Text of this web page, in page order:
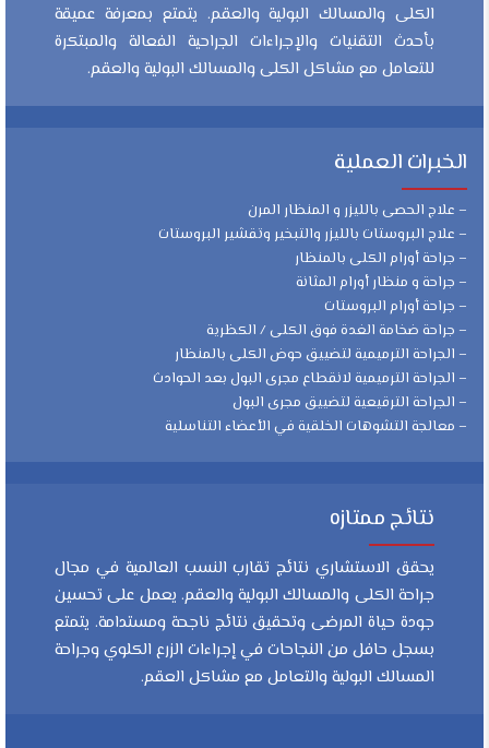
الكلى والمسالك البولية والعقم. يتمتع بمعرفة عميقة
بأحدث التقنيات والإجراءات الجراحية الفعالة والمبتكرة
للتعامل مع مشاكل الكلى والمسالك البولية والعقم.
الخبرات العملية
– علاج الحصى بالليزر و المنظار المرن
– علاج البروستات بالليزر والتبخير وتقشير البروستات
– جراحة أورام الكلى بالمنظار
– جراحة و منظار أورام المثانة
– جراحة أورام البروستات
– جراحة ضخامة الغدة فوق الكلى / الكظرية
– الجراحة الترميمية لتضييق حوض الكلى بالمنظار
– الجراحة الترميمية لانقطاع مجرى البول بعد الحوادث
– الجراحة الترقيعية لتضييق مجرى البول
– معالجة التشوهات الخلقية في الأعضاء التناسلية
نتائج ممتازه
يحقق الاستشاري نتائج تقارب النسب العالمية في مجال
جراحة الكلى والمسالك البولية والعقم. يعمل على تحسين
جودة حياة المرضى وتحقيق نتائج ناجحة ومستدامة. يتمتع
بسجل حافل من النجاحات في إجراءات الزرع الكلوي وجراحة
المسالك البولية والتعامل مع مشاكل العقم.